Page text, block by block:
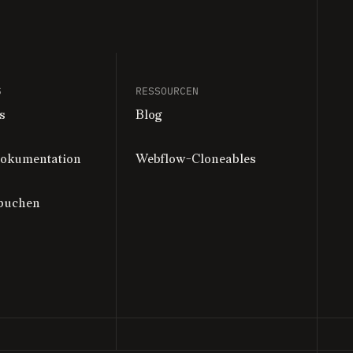
RESSOURCEN
Blog
Webflow-Cloneables